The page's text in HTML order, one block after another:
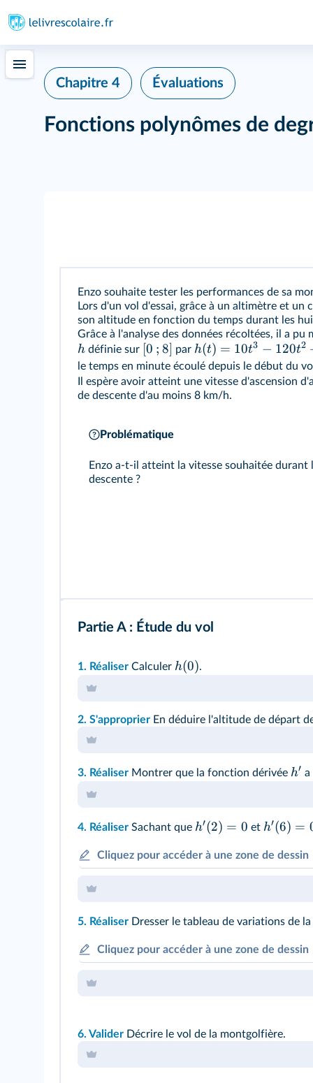
Chapitre 4 Évaluations
Fonctions polynômes de
Enzo souhaite tester les performances de sa
Lors d'un vol d'essai, grâce à un altimètre et un
son altitude en fonction du temps durant les
Grâce à l'analyse des données récoltées, il a
h définie sur [0 ; 8] par h(t) = 10t3 − 120t2
le temps en minute écoulé depuis le début du
Il espère avoir atteint une vitesse d'ascension
de descente d'au moins 8 km/h.
Problématique
Enzo a-t-il atteint la vitesse souhaitée durant
descente ?
Partie A : Étude du vol
1. Réaliser Calculer h(0).
2. S'approprier En déduire l'altitude de départ
3. Réaliser Montrer que la fonction dérivée h′ a
4. Réaliser Sachant que h′(2) = 0 et h′(6) =
Cliquez pour accéder à une zone de dessin
5. Réaliser Dresser le tableau de variations de
Cliquez pour accéder à une zone de dessin
6. Valider Décrire le vol de la montgolfière.